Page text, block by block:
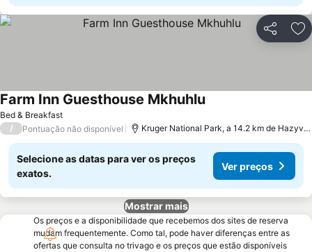
Partilhar
Bed & Breakfast
Farm Inn Guesthouse Mkhuhlu
/ Pontuação não disponível Kruger National Park, a 14.2 km de Hazyview
Selecione as datas para ver os preços
exatos.
Ver preços
Mostrar mais
Os preços e a disponibilidade que recebemos dos sites de reserva
mudam frequentemente. Como tal, pode haver diferenças entre as
ofertas que consulta no trivago e os preços que estão disponíveis